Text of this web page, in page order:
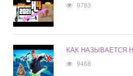
9783
КАК НАЗЫВАЕТСЯ
9468